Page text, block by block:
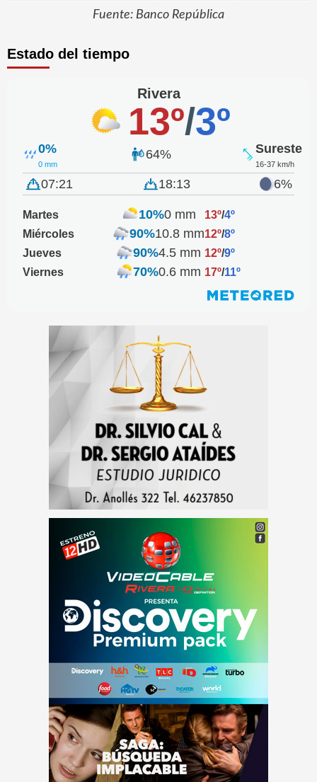
Fuente: Banco República
Estado del tiempo
Rivera
13º/3º
0%
0 mm
64% Sureste
16-37 km/h
07:21 18:13 6%
Martes 10%0 mm 13º/4º
Miércoles
90%10.8 mm12º/8º
Jueves
90%4.5 mm 12º/9º
Viernes
70%0.6 mm 17º/11º